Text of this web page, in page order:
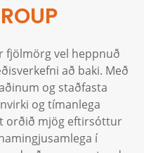
fjölmörg vel heppnuð
að baki. Með
og staðfasta
og tímanlega
orðið mjög eftirsóttur
í